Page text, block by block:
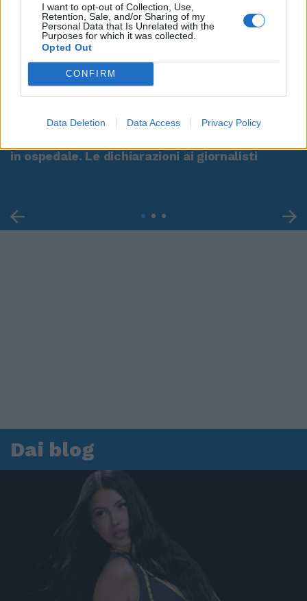
I want to opt-out of Collection, Use,
Retention, Sale, and/or Sharing of my
Personal Data that Is Unrelated with the
Purposes for which it was collected.
Opted Out
CONFIRM
Data Deletion Data Access Privacy Policy
in ospedale. Le dichiarazioni ai giornalisti
Dai blog